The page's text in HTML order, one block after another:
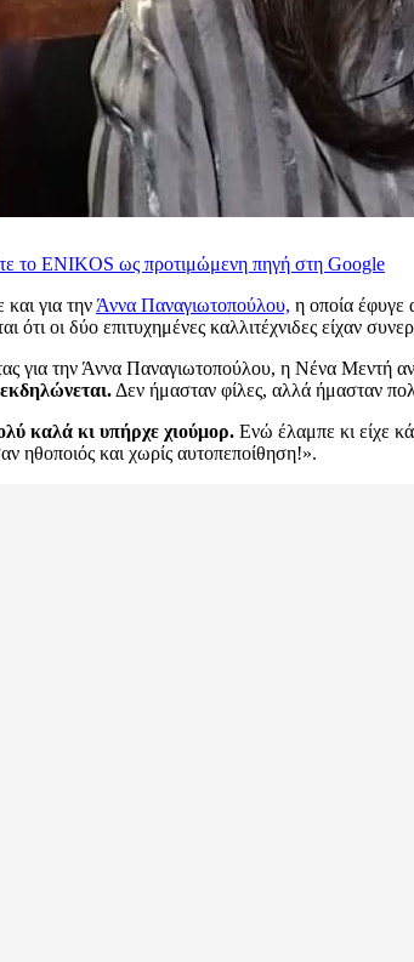
το ENIKOS ως προτιμώμενη πηγή στη Google
και για την Άννα Παναγιωτοπούλου, η οποία έφυγε
ότι οι δύο επιτυχημένες καλλιτέχνιδες είχαν
για την Άννα Παναγιωτοπούλου, η Νένα Μεντή
Δεν ήμασταν φίλες, αλλά ήμασταν
καλά κι υπήρχε χιούμορ. Ενώ έλαμπε κι είχε
ηθοποιός και χωρίς αυτοπεποίθηση!».